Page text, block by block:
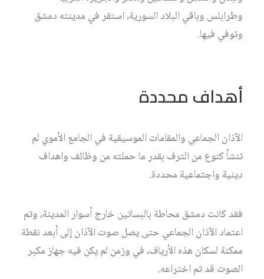
وطرابلس وباقي البلاد السورية، استقر في مدينته دمشق
وتوفي فيها.
أهداف محددة
الآذان الجماعي والمقامات الموسيقية في الجامع الأموي لم
تنشأ كنوع من الترف بقدر ما حملته من وظائف واهداف
دينية واجتماعية محددة.
فقد كانت دمشق محاطة بالبساتين خارج أسوار المدينة، وتم
اعتماد الآذان الجماعي حتى يصل صوت الآذان إلى أبعد نقطة
ممكنة لسكان هذه الأرياف، في وزمن لم يكن فيه جهاز مكبر
الصوت قد تم اختراعه.